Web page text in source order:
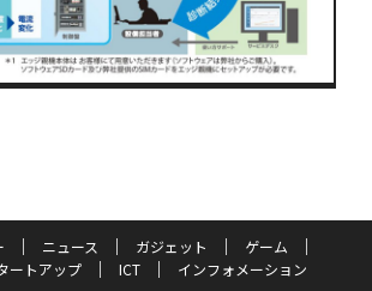
ニュース ガジェット
ゲーム
ートアップ ICT
インフォメーション